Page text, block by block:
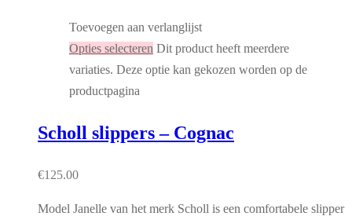
Toevoegen aan verlanglijst
Opties selecteren Dit product heeft meerdere
variaties. Deze optie kan gekozen worden op de
productpagina
Scholl slippers – Cognac
€125.00
Model Janelle van het merk Scholl is een comfortabele slipper